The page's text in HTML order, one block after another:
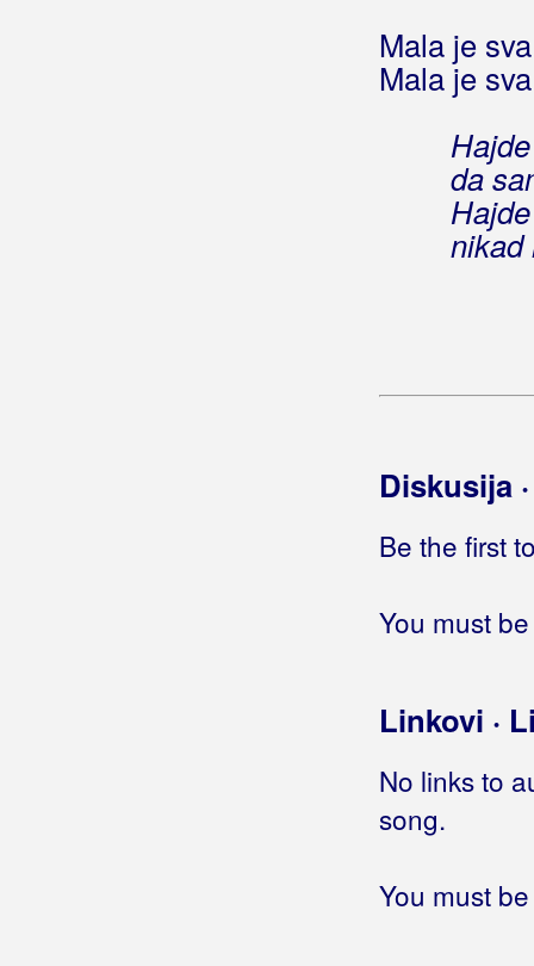
Mala je
Mala je
da
nikad
Diskusija
Be the first
You must
Linkovi ·
No links to
song.
You must